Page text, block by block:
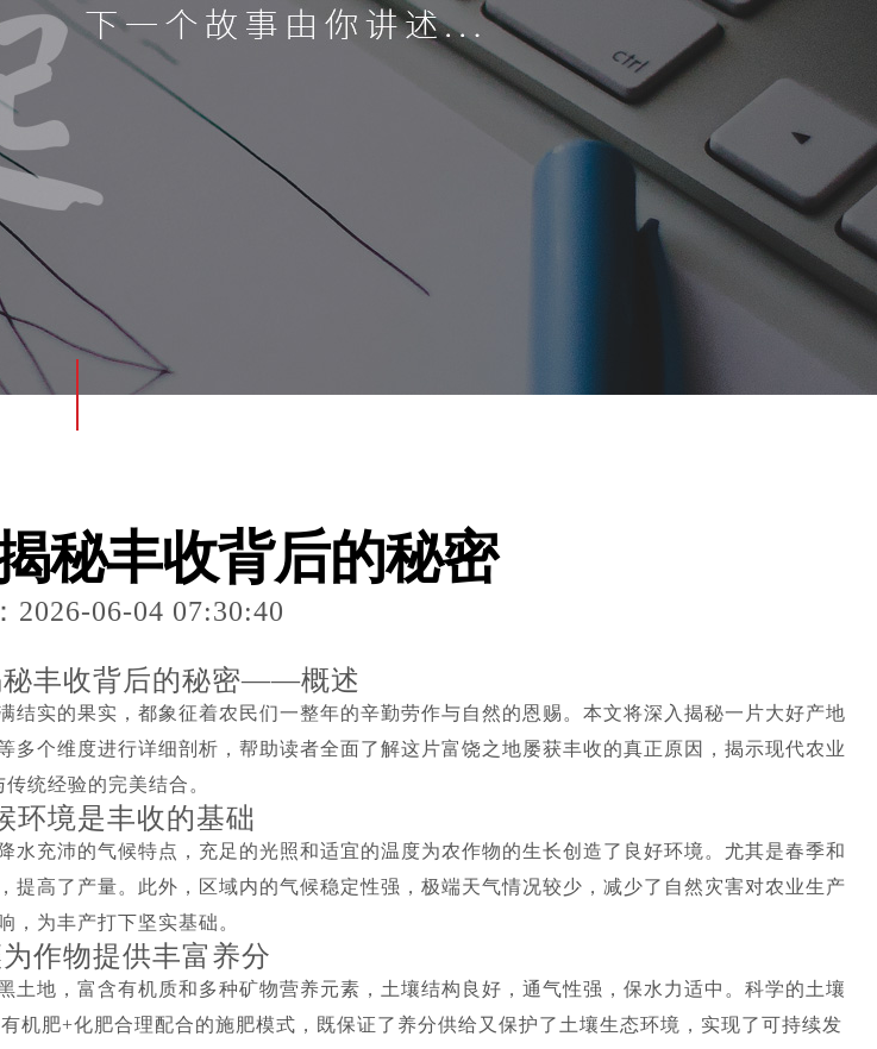
秘丰收背后的秘密
2026-06-04 07:30:40
秘丰收背后的秘密——概述
实的果实，都象征着农民们一整年的辛勤劳作与自然的恩赐。本文将深入揭秘一片大好产地
个维度进行详细剖析，帮助读者全面了解这片富饶之地屡获丰收的真正原因，揭示现代农业
传统经验的完美结合。
环境是丰收的基础
充沛的气候特点，充足的光照和适宜的温度为农作物的生长创造了良好环境。尤其是春季和
高了产量。此外，区域内的气候稳定性强，极端天气情况较少，减少了自然灾害对农业生产
，为丰产打下坚实基础。
作物提供丰富养分
地，富含有机质和多种矿物营养元素，土壤结构良好，通气性强，保水力适中。科学的土壤
机肥+化肥合理配合的施肥模式，既保证了养分供给又保护了土壤生态环境，实现了可持续发